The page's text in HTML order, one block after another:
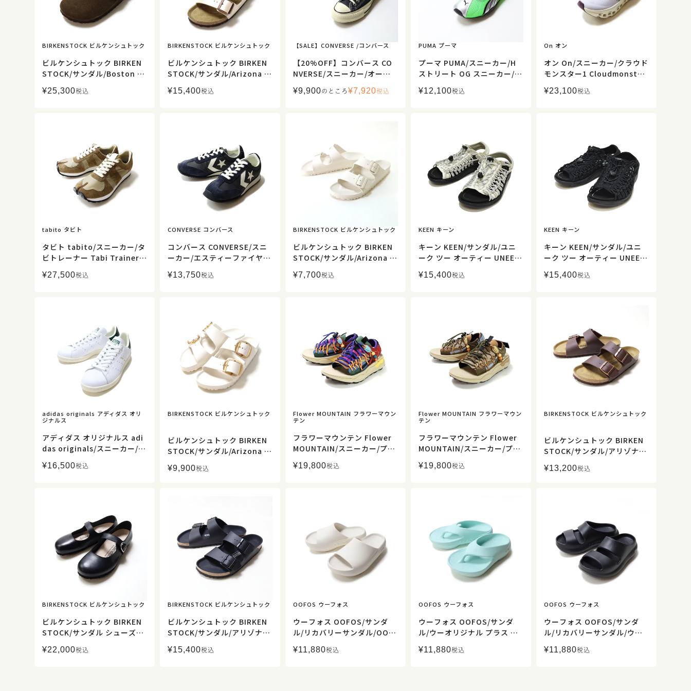
BIRKENSTOCK ビルケンシュトック
ビルケンシュトック BIRKEN
STOCK/サンダル/Boston Br
ド/1031716/レディース【正
¥25,300税込
BIRKENSTOCK ビルケンシュトック
ビルケンシュトック BIRKEN
STOCK/サンダル/Arizona ア
スフル パールホワイト/1009
¥15,400税込
【SALE】CONVERSE /コンバース
【20%OFF】コンバース CO
NVERSE/スニーカー/オール
5461/レディース【正規取
¥9,900のところ¥7,920税込
PUMA プーマ
プーマ PUMA/スニーカー/H
ストリート OG スニーカー/4
【正規取扱】
¥12,100税込
On オン
オン On/スニーカー/クラウド
モンスター1 Cloudmonster
売店舗限定
¥23,100税込
tabito タビト
タビト tabito/スニーカー/タ
ビトレーナー Tabi Trainer/t
【正規取扱】
¥27,500税込
CONVERSE コンバース
コンバース CONVERSE/スニ
ーカー/エスティーファイヤー
【正規取扱】
¥13,750税込
BIRKENSTOCK ビルケンシュトック
ビルケンシュトック BIRKEN
STOCK/サンダル/Arizona ア
27384/レディース【正規取
¥7,700税込
KEEN キーン
キーン KEEN/サンダル/ユニ
ーク ツー オーティー UNEEK
【正規取扱】販売店舗限定
¥15,400税込
KEEN キーン
キーン KEEN/サンダル/ユニ
ーク ツー オーティー UNEEK
【正規取扱】販売店舗限定
¥15,400税込
adidas originals アディダス オリ
ジナルス
アディダス オリジナルス adi
das originals/スニーカー/ス
704/レディース【正規取扱】
¥16,500税込
BIRKENSTOCK ビルケンシュトック
ビルケンシュトック BIRKEN
STOCK/サンダル/Arizona ア
029651/レディース【正規取
¥9,900税込
Flower MOUNTAIN フラワーマウン
テン
フラワーマウンテン Flower
MOUNTAIN/スニーカー/プマ
19/レディース【正規取扱】
¥19,800税込
Flower MOUNTAIN フラワーマウン
テン
フラワーマウンテン Flower
MOUNTAIN/スニーカー/プマ
18/レディース【正規取扱】
¥19,800税込
BIRKENSTOCK ビルケンシュトック
ビルケンシュトック BIRKEN
STOCK/サンダル/アリゾナ A
ブラウン/0051703/レディー
¥13,200税込
BIRKENSTOCK ビルケンシュトック
ビルケンシュトック BIRKEN
STOCK/サンダル シューズ/
a/1030709/レディース【正
¥22,000税込
BIRKENSTOCK ビルケンシュトック
ビルケンシュトック BIRKEN
STOCK/サンダル/アリゾナ A
ルズ ブラック/1019069/レデ
¥15,400税込
OOFOS ウーフォス
ウーフォス OOFOS/サンダ
ル/リカバリーサンダル/OOa
ディース メンズ【正規取扱】
¥11,880税込
OOFOS ウーフォス
ウーフォス OOFOS/サンダ
ル/ウーオリジナル プラス OO
ンダル トングサンダル/レデ
¥11,880税込
OOFOS ウーフォス
ウーフォス OOFOS/サンダ
ル/リカバリーサンダル/ウー
規取扱】
¥11,880税込